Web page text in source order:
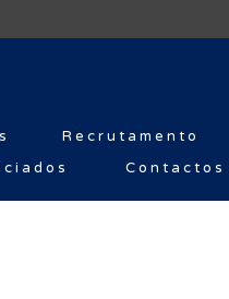
Recrutamento
Contactos